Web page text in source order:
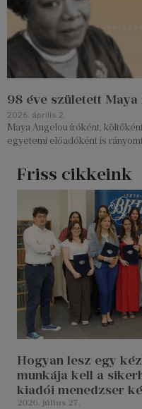
98 éve született Maya
2026. április 2.
Maya Angelou íróként,
egyetemi előadóként is
Friss cikkeink
Hogyan lesz egy
munkája kell a
kiadói menedzser
2026. július 27.